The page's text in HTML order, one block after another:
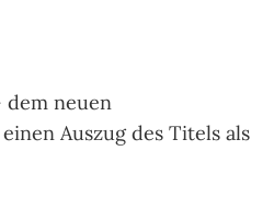
dem neuen
Auszug des Titels als